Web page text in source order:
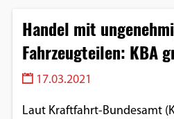
Handel mit
Fahrzeugteilen: KBA
17.03.2021
Laut Kraftfahrt-Bundesamt